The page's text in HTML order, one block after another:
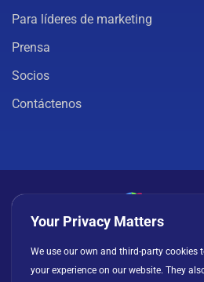
Para líderes de marketing
Prensa
Socios
Contáctenos
Política de privacidad Cookies
Acuerdo de licencia
Your Privacy Matters
We use our own and third-party cookies
your experience on our website. They